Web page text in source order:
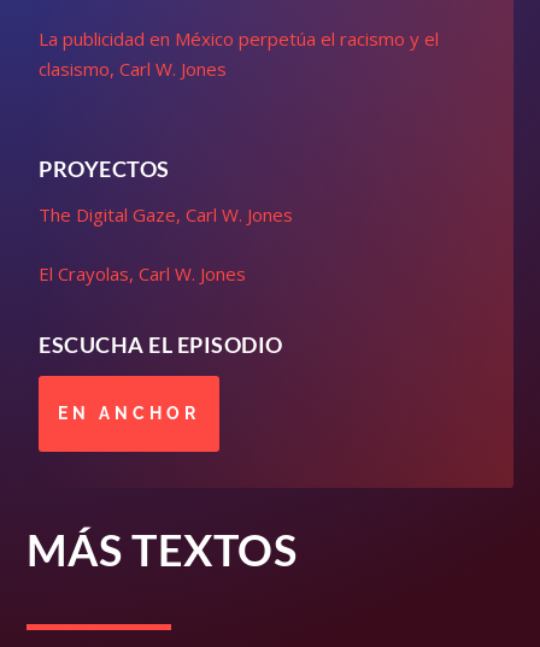
La publicidad en México perpetúa el racismo y el
clasismo, Carl W. Jones
PROYECTOS
The Digital Gaze, Carl W. Jones
El Crayolas, Carl W. Jones
ESCUCHA EL EPISODIO
EN ANCHOR
MÁS TEXTOS